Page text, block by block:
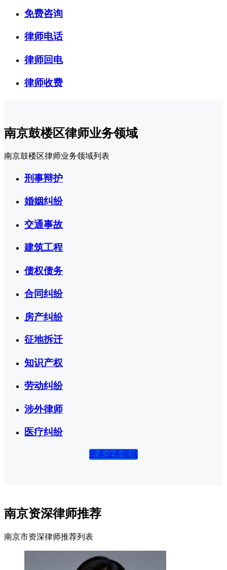
免费咨询
律师电话
律师回电
律师收费
南京鼓楼区律师业务领域
南京鼓楼区律师业务领域列表
刑事辩护
婚姻纠纷
交通事故
建筑工程
债权债务
合同纠纷
房产纠纷
征地拆迁
知识产权
劳动纠纷
涉外律师
医疗纠纷
更多业务领域
南京资深律师推荐
南京市资深律师推荐列表